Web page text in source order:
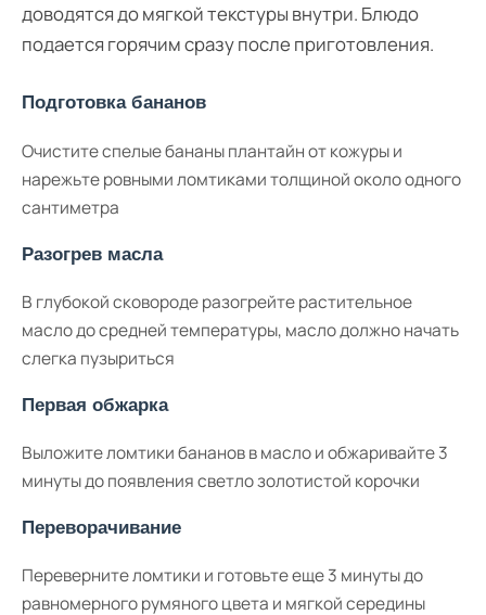
доводятся до мягкой текстуры внутри. Блюдо
подается горячим сразу после приготовления.
Подготовка бананов
Очистите спелые бананы плантайн от кожуры и
нарежьте ровными ломтиками толщиной около одного
сантиметра
Разогрев масла
В глубокой сковороде разогрейте растительное
масло до средней температуры, масло должно начать
слегка пузыриться
Первая обжарка
Выложите ломтики бананов в масло и обжаривайте 3
минуты до появления светло золотистой корочки
Переворачивание
Переверните ломтики и готовьте еще 3 минуты до
равномерного румяного цвета и мягкой середины